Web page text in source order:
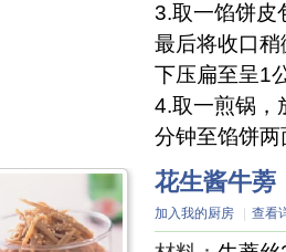
3.取一馅饼皮
最后将收口
下压扁至呈1
4.取一煎锅，
分钟至馅饼
花生酱牛蒡
加入我的厨房 查看